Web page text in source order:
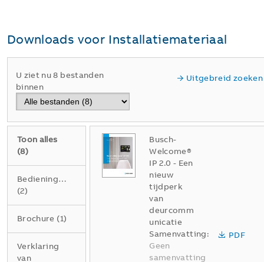
Downloads voor Installatiemateriaal
U ziet nu 8 bestanden
binnen
Uitgebreid zoeken
Toon alles
(8)
Bedieningshandleiding
(2)
Brochure (1)
Verklaring
van
Busch-
Welcome®
IP 2.0 - Een
nieuw
tijdperk
van
deurcomm
unicatie
Samenvatting:
Geen
samenvatting
PDF